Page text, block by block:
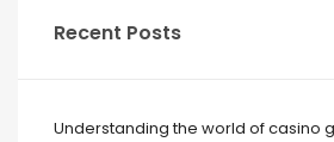
Recent Posts
Understanding the world of casino